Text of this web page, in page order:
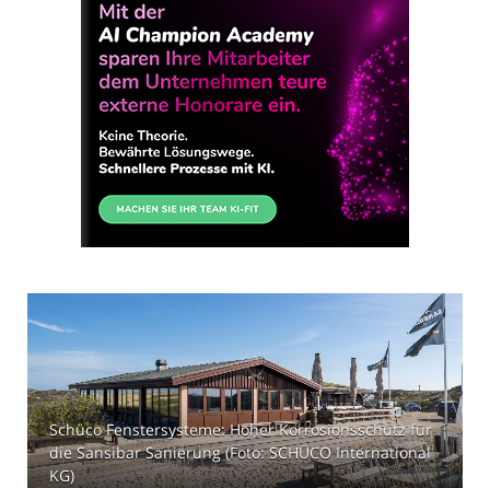
Schüco Fenstersysteme: Hoher Korrosionsschutz für
die Sansibar Sanierung (Foto: SCHÜCO International
KG)